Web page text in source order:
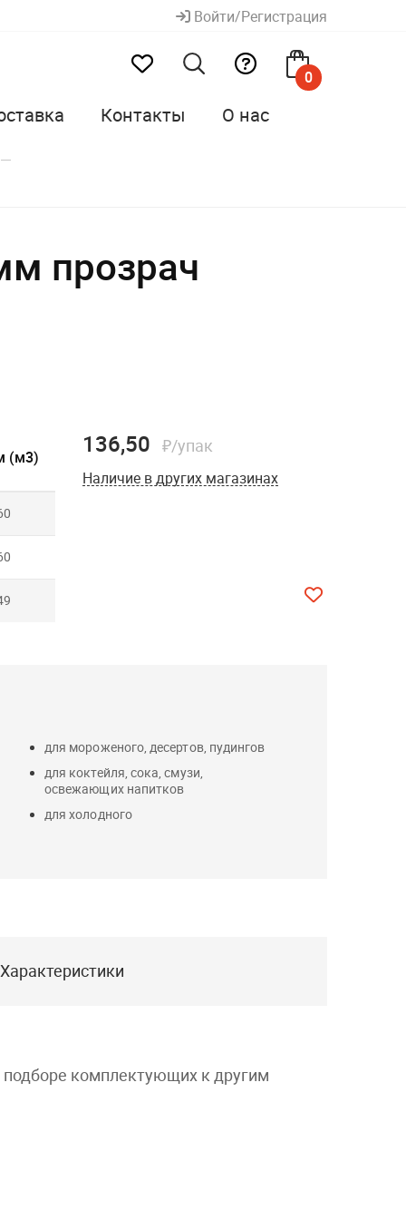
Войти/Регистрация
0
Контакты О нас
прозрач
(м3) 136,50 ₽/упак
Наличие в других магазинах
для мороженого, десертов, пудингов
для коктейля, сока, смузи,
освежающих напитков
для холодного
Характеристики
комплектующих к другим